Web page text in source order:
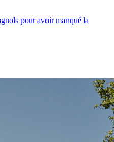
pour avoir manqué la